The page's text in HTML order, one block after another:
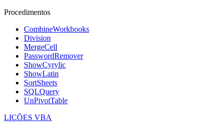
Procedimentos
CombineWorkbooks
Division
MergeCell
PasswordRemover
ShowCyrylic
ShowLatin
SortSheets
SQLQuery
UnPivotTable
LIÇÕES VBA